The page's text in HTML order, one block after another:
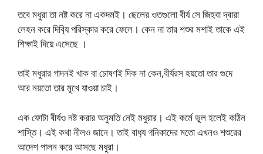
তবে মধুরা তা নষ্ট করে না একদমই। ছেলের ওতগুলো বীর্য সে জিহবা দ্বারা
লেহন করে দিব‍্যি পরিস্কার করে ফেলে। কেন না তার শশুর মশাই তাকে এই
শিক্ষাই দিয়ে এসেছে ।
তাই মধুরার গাদনই খাক বা চোষণই দিক না কেন,বীর্যরস হয়তো তার গুদে
আর নয়তো তার মূখে যাওয়া চাই।
এক ফোটা বীর্যও নষ্ট করার অনুমতি নেই মধুরার। এই কর্মে ভুল হলেই কঠিন
শাস্তি। এই কথা নীলও জানে। তাই বাধ‍্য গনিকাদের মতো এখনও শশুরের
আদেশ পালন করে আসছে মধুরা।